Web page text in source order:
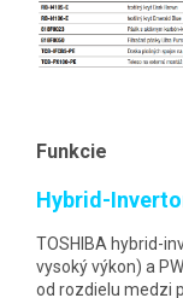
Funkcie
Hybrid-
TOSHIBA hybrid-
vysoký výkon) a
od rozdielu medzi